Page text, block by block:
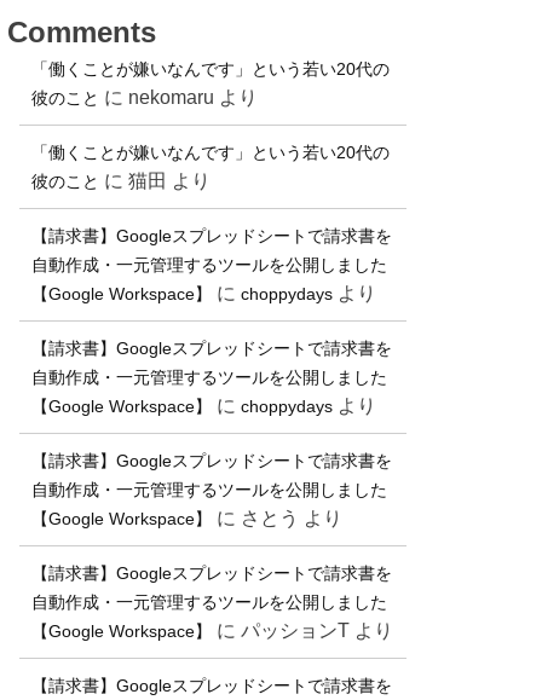
Comments
「働くことが嫌いなんです」という若い20代の
彼のこと に nekomaru より
「働くことが嫌いなんです」という若い20代の
彼のこと に 猫田 より
【請求書】Googleスプレッドシートで請求書を
自動作成・一元管理するツールを公開しました
【Google Workspace】
に choppydays より
【請求書】Googleスプレッドシートで請求書を
自動作成・一元管理するツールを公開しました
【Google Workspace】
に choppydays より
【請求書】Googleスプレッドシートで請求書を
自動作成・一元管理するツールを公開しました
【Google Workspace】
に さとう より
【請求書】Googleスプレッドシートで請求書を
自動作成・一元管理するツールを公開しました
【Google Workspace】
に パッションT より
【請求書】Googleスプレッドシートで請求書を